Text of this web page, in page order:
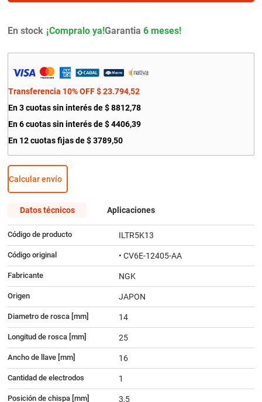
En stock Garantia 6 meses!
Transferencia 10% OFF $ 23.794,52
En 3 cuotas sin interés de $ 8812,78
En 6 cuotas sin interés de$ 4406,39
En 12 cuotas fijas de $ 3789,50
Calcular envío
Datos técnicos Aplicaciones
Código de producto ILTR5K13
Código original • CV6E-12405-AA
Fabricante NGK
Origen JAPON
Diametro de rosca [mm] 14
Longitud de rosca [mm] 25
Ancho de llave [mm] 16
Cantidad de electrodos 1
Posición de chispa [mm]
3,5
9.
bmw
10
citroen c4